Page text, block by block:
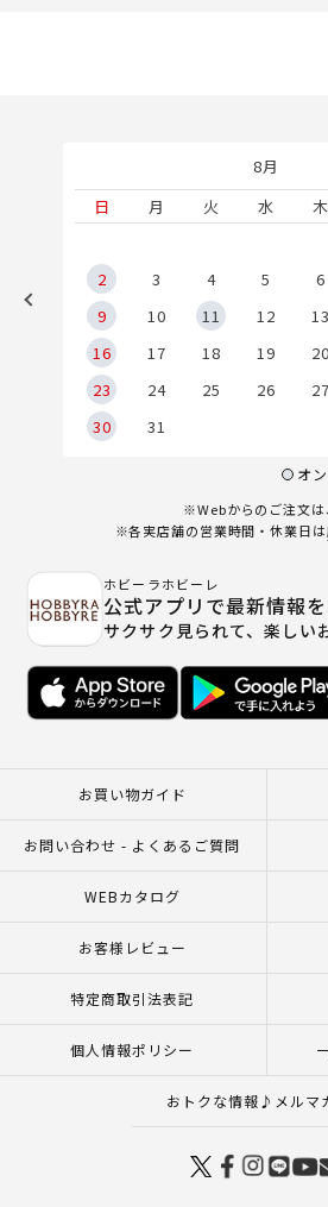
8月
日
月 火 水 木
2
3 4 5 6
9
10 11 12 13
16
17 18 19 20
23
24 25 26 27
30
31
オ
※Webからのご注文は
※各実店舗の営業時間・休業日は
ホビーラホビーレ
公式アプリで最新情報を
サクサク見られて、楽しい
お買い物ガイド
お問い合わせ - よくあるご質問
WEBカタログ
お客様レビュー
特定商取引法表記
個人情報ポリシー
おトクな情報♪メルマ